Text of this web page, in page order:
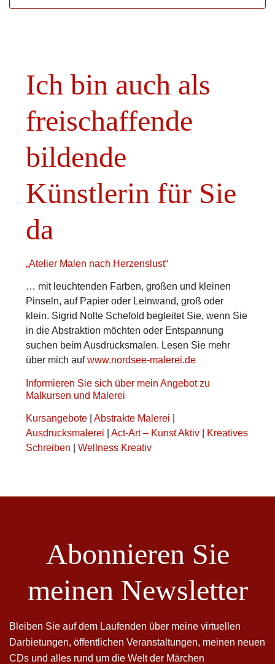
Ich bin auch als
freischaffende
bildende
Künstlerin für Sie
da
„Atelier Malen nach Herzenslust“
… mit leuchtenden Farben, großen und kleinen
Pinseln, auf Papier oder Leinwand, groß oder
klein. Sigrid Nolte Schefold begleitet Sie, wenn Sie
in die Abstraktion möchten oder Entspannung
suchen beim Ausdrucksmalen. Lesen Sie mehr
über mich aufwww.nordsee-malerei.de
Informieren Sie sich über mein Angebot zu
Malkursen und Malerei
Kursangebote |Abstrakte Malerei |
Ausdrucksmalerei |Act-Art – Kunst Aktiv | Kreatives
Schreiben |Wellness Kreativ
Abonnieren Sie
meinen Newsletter
Bleiben Sie auf dem Laufenden über meine virtuellen
Darbietungen, öffentlichen Veranstaltungen, meinen neuen
CDs und alles rund um die Welt der Märchen